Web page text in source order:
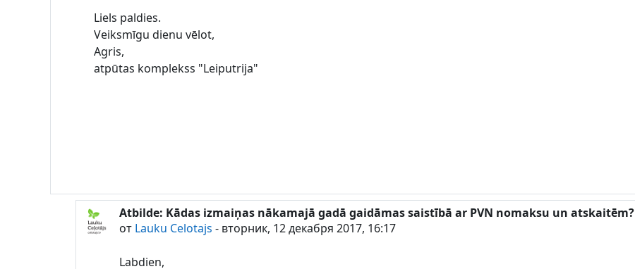
Liels paldies.
Veiksmīgu dienu vēlot,
Agris,
atpūtas komplekss "Leiputrija"
В ответ на Lauku Celotajs
Atbilde: Kādas izmaiņas nākamajā gadā gaidāmas saistībā ar PVN nomaksu un atskaitēm?
от Lauku Celotajs - вторник, 12 декабря 2017, 16:17
Labdien,